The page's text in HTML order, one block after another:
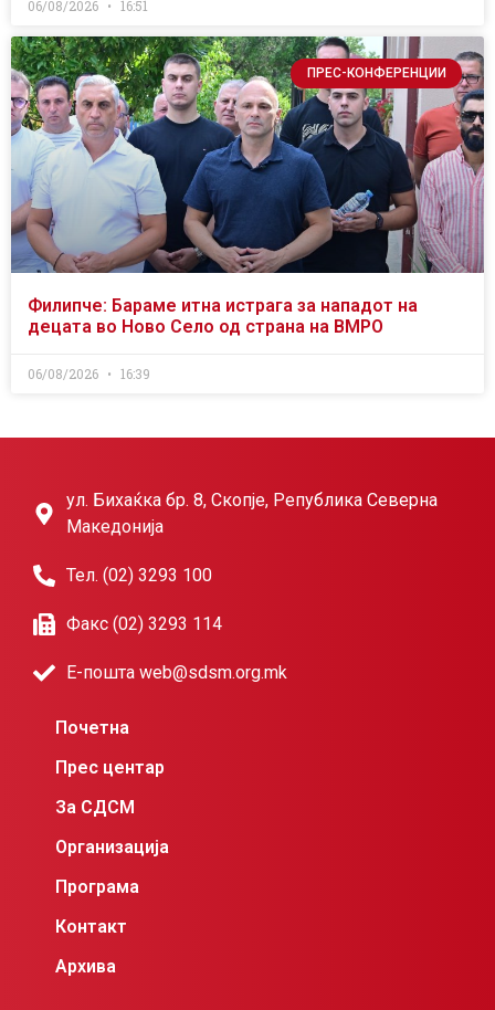
06/08/2026 16:51
ПРЕС-КОНФЕРЕНЦИИ
Филипче: Бараме итна истрага за нападот на
децата во Ново Село од страна на ВМРО
06/08/2026 16:39
ул. Бихаќка бр. 8, Скопје, Република Северна
Македонија
Тел. (02) 3293 100
Факс (02) 3293 114
Е-пошта web@sdsm.org.mk
Почетна
Прес центар
За СДСМ
Организација
Програма
Контакт
Архива